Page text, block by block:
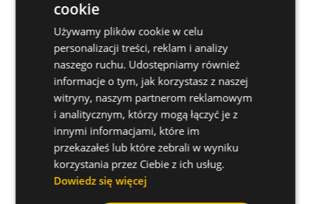
Produkty powiązane
Jak zainstalować
cookie
Używamy plików cookie w celu
personalizacji treści, reklam i analizy
naszego ruchu. Udostępniamy również
informacje o tym, jak korzystasz z naszej
witryny, naszym partnerom reklamowym
i analitycznym, którzy mogą łączyć je z
innymi informacjami, które im
przekazałeś lub które zebrali w wyniku
korzystania przez Ciebie z ich usług.
Dowiedz się więcej